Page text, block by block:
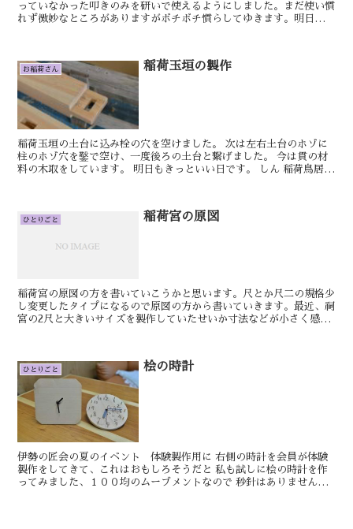
っていなかった叩きのみを研いで使えるようにしました。まだ使い慣
れず微妙なところがありますがボチボチ慣らしてゆきます。明日もき
お稲荷さん 稲荷玉垣の製作
稲荷玉垣の土台に込み栓の穴を空けました。 次は左右土台のホゾに
柱のホゾ穴を鑿で空け、一度後ろの土台と繋げました。 今は貫の材
料の木取をしています。 明日もきっといい日です。 しん 稲荷鳥居の
ひとりごと 稲荷宮の原図
稲荷宮の原図の方を書いていこうかと思います。尺とか尺二の規格少
し変更したタイプになるので原図の方から書いていきます。最近、祠
宮の2尺と大きいサイズを製作していたせいか寸法などが小さく感じ
ひとりごと 桧の時計
伊勢の匠会の夏のイベント 体験製作用に 右側の時計を会員が体験
製作をしてきて、これはおもしろそうだと 私も試しに桧の時計を作
ってみました、１００均のムーブメントなので 秒針はありませんが